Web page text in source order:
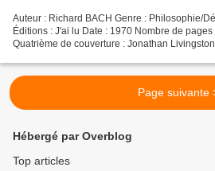
Auteur : Richard BACH Genre : Philosophie/
Éditions : J'ai lu Date : 1970 Nombre de
Quatrième de couverture : Jonathan
Page suivante
Hébergé par Overblog
Top articles